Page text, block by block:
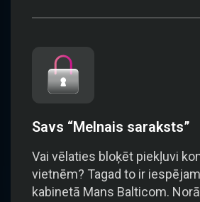
Savs “Melnais saraksts”
Vai vēlaties bloķēt piekļuvi
vietnēm? Tagad to ir
kabinetā Mans Balticom.